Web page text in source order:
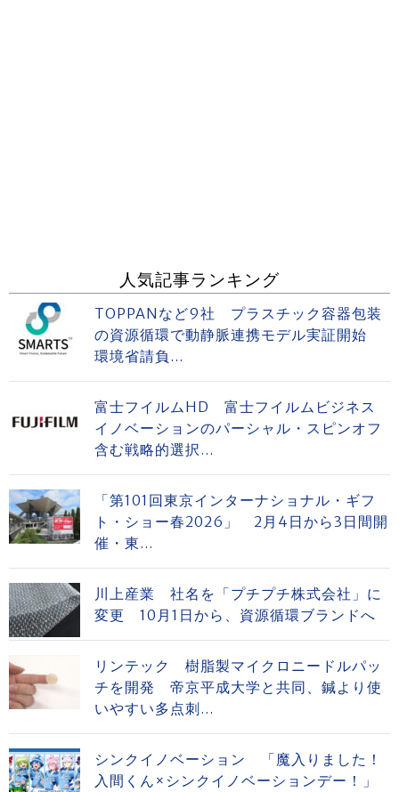
人気記事ランキング
TOPPANなど9社 プラスチック容器包装
の資源循環で動静脈連携モデル実証開始
環境省請負...
富士フイルムHD 富士フイルムビジネス
イノベーションのパーシャル・スピンオフ
含む戦略的選択...
「第101回東京インターナショナル・ギフ
ト・ショー春2026」 2月4日から3日間開
催・東...
川上産業 社名を「プチプチ株式会社」に
変更 10月1日から、資源循環ブランドへ
リンテック 樹脂製マイクロニードルパッ
チを開発 帝京平成大学と共同、鍼より使
いやすい多点刺...
シンクイノベーション 「魔入りました！
入間くん×シンクイノベーションデー！」